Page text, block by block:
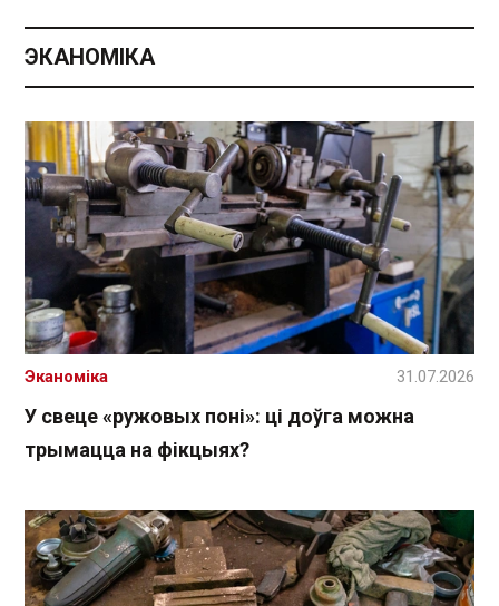
ЭКАНОМІКА
У свеце «ружовых поні»: ці доўга можна
трымацца на фікцыях?
Эканоміка 31.07.2026